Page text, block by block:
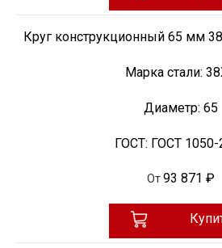
Круг конструкционный 65 мм
Марка стали:
Диаметр: 65
ГОСТ: ГОСТ 1050-
От93 871 ₽